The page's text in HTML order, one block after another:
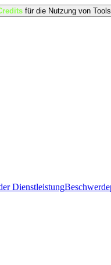
für die Nutzung von
Dienstleistung